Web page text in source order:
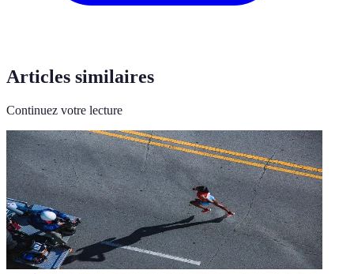
Articles similaires
Continuez votre lecture